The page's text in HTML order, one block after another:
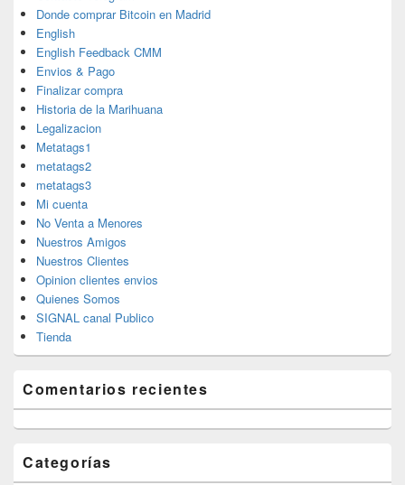
Donde comprar Bitcoin en Madrid
English
English Feedback CMM
Envios & Pago
Finalizar compra
Historia de la Marihuana
Legalizacion
Metatags1
metatags2
metatags3
Mi cuenta
No Venta a Menores
Nuestros Amigos
Nuestros Clientes
Opinion clientes envios
Quienes Somos
SIGNAL canal Publico
Tienda
Comentarios recientes
Categorías